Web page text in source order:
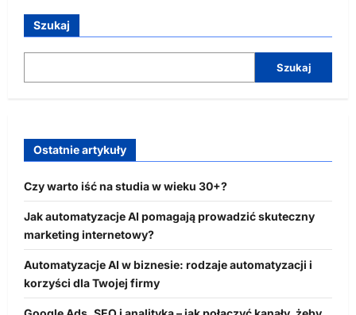
Szukaj
Szukaj
Ostatnie artykuły
Czy warto iść na studia w wieku 30+?
Jak automatyzacje AI pomagają prowadzić skuteczny
marketing internetowy?
Automatyzacje AI w biznesie: rodzaje automatyzacji i
korzyści dla Twojej firmy